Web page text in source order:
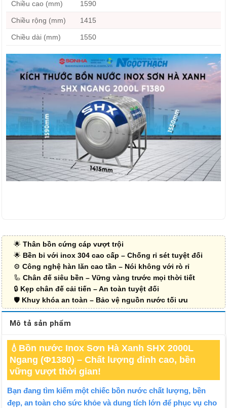
Chiều cao (mm) 1590
Chiều rộng (mm) 1415
Chiều dài (mm) 1550
🌟 Thân bồn cứng cáp vượt trội
🌟 Bền bỉ với inox 304 cao cấp – Chống rỉ sét tuyệt đối
⚙️ Công nghệ hàn lăn cao tần – Nói không với rò rỉ
🦾 Chân đế siêu bền – Vững vàng trước mọi thời tiết
🔒 Kẹp chân đế cải tiến – An toàn tuyệt đối
🛡 Khuy khóa an toàn – Bảo vệ nguồn nước tối ưu
Mô tả sản phẩm
💧Bồn nước Inox Sơn Hà Xanh SHX 2000L
Ngang (Φ1380) – Chất lượng đỉnh cao, bền
vững vượt thời gian!
Bạn đang tìm kiếm một chiếc bồn nước chất lượng, bền
đẹp, an toàn cho sức khỏe và dung tích lớn để phục vụ cho